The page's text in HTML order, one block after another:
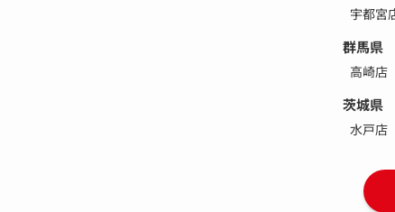
宇都宮
群馬県
高崎店
茨城県
水戸店